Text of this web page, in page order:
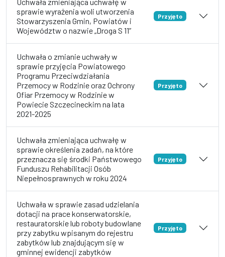
sprawie wyrażenia woli utworzenia
Stowarzyszenia Gmin, Powiatów i
Województw o nazwie „Droga S 11”
Przyjęto
Uchwała o zmianie uchwały w
sprawie przyjęcia Powiatowego
Programu Przeciwdziałania
Przemocy w Rodzinie oraz Ochrony
Ofiar Przemocy w Rodzinie w
Powiecie Szczecineckim na lata
2021-2025
Przyjęto
Uchwała zmieniająca uchwałę w
sprawie określenia zadań, na które
przeznacza się środki Państwowego
Funduszu Rehabilitacji Osób
Niepełnosprawnych w roku 2024
Przyjęto
Uchwała w sprawie zasad udzielania
dotacji na prace konserwatorskie,
restauratorskie lub roboty budowlane
przy zabytku wpisanym do rejestru
zabytków lub znajdującym się w
gminnej ewidencji zabytków
Przyjęto